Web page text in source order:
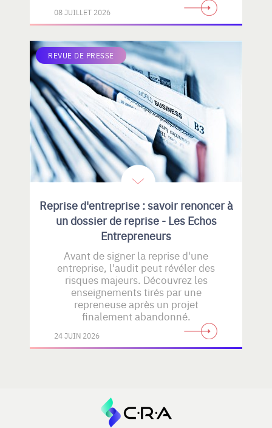
08 JUILLET 2026
REVUE DE PRESSE
Reprise d'entreprise : savoir renoncer à
un dossier de reprise - Les Echos
Entrepreneurs
Avant de signer la reprise d'une
entreprise, l'audit peut révéler des
risques majeurs. Découvrez les
enseignements tirés par une
repreneuse après un projet
finalement abandonné.
24 JUIN 2026